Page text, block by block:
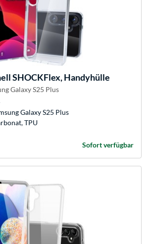
SHOCKFlex, Handyhülle
Galaxy S25 Plus
Galaxy S25 Plus
TPU
Sofort verfügbar